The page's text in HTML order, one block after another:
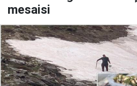
mesaisi